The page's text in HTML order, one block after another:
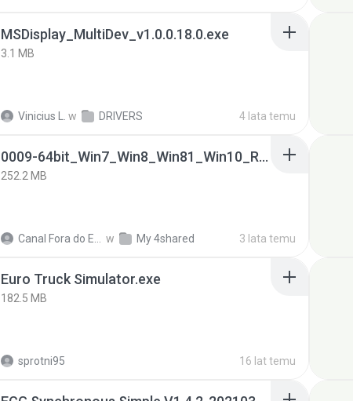
MSDisplay_MultiDev_v1.0.0.18.0.exe
3.1 MB
Vinicius L. w DRIVERS 4 lata temu
0009-64bit_Win7_Win8_Win81_Win10_R282.exe
252.2 MB
w My 4shared 3 lata temu
Euro Truck Simulator.exe
182.5 MB
sprotni95 16 lat temu